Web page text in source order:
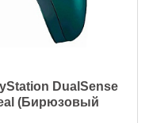
DualSense
(Бирюзовый